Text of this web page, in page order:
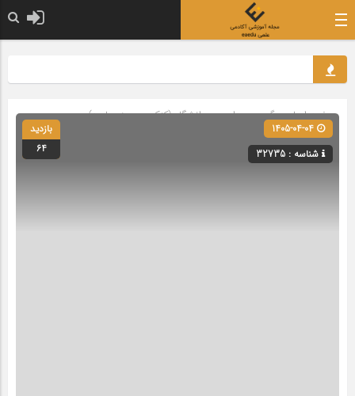
صفحه اصلی» گروه »مدارس و دانشگاه (کنکور و حوزه علمیه)
شناسه : 32735
بازدید
64